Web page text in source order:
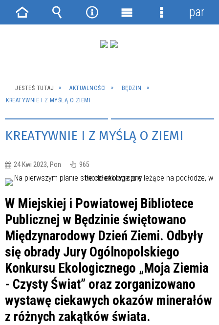
JESTEŚ TUTAJ AKTUALNOŚCI
BĘDZIN
KREATYWNIE I Z MYŚLĄ O ZIEMI
KREATYWNIE I Z MYŚLĄ O ZIEMI
24 Kwi 2023, Pon 965
W Miejskiej i Powiatowej Bibliotece
Publicznej w Będzinie świętowano
Międzynarodowy Dzień Ziemi. Odbyły
się obrady Jury Ogólnopolskiego
Konkursu Ekologicznego „Moja Ziemia
- Czysty Świat” oraz zorganizowano
wystawę ciekawych okazów minerałów
z różnych zakątków świata.
Strona Wyszukiwarka
NarzędziaMenu
Menu
panel